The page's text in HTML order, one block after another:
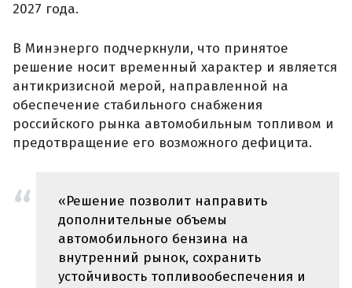
2027 года.
В Минэнерго подчеркнули, что принятое
решение носит временный характер и является
антикризисной мерой, направленной на
обеспечение стабильного снабжения
российского рынка автомобильным топливом и
предотвращение его возможного дефицита.
«Решение позволит направить
дополнительные объемы
автомобильного бензина на
внутренний рынок, сохранить
устойчивость топливообеспечения и